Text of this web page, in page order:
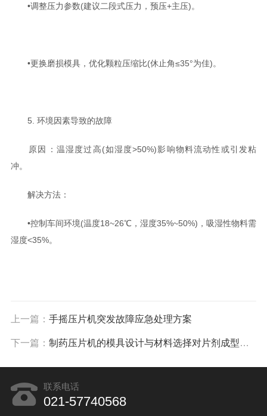
•调整压力参数(建议二段式压力，预压+主压)‌。
•更换磨损模具，优化颗粒压缩比(休止角≤35°为佳)‌。
5. 环境因素导致的故障‌
原因‌：温湿度过高(如湿度>50%)影响物料流动性或引发粘
冲‌。
解决方法‌：
•控制车间环境(温度18~26℃，湿度35%~50%)，吸湿性物料需
湿度<35%‌。
上一篇： 手摇压片机突发故障应急处理方案
下一篇： 制药压片机的模具设计与材料选择对片剂成型的效果影响
联系电话
021-57740568